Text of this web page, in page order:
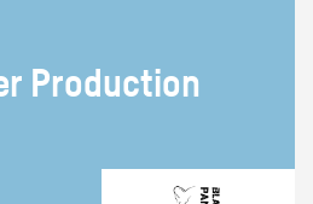
Pro­duc­tion